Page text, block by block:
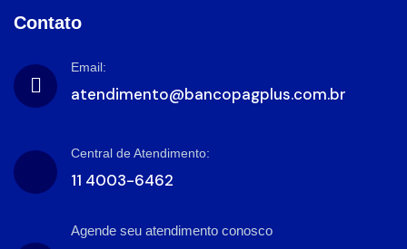
Contato
Email:
atendimento@bancopagplus.com.br
Central de Atendimento:
11 4003-6462
Agende seu atendimento conosco